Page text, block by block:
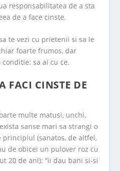
responsabilitatea de a sta
de a face cinste.
te vezi cu prietenii si sa le
foarte frumos, dar
sa ai cu ce.
FACI CINSTE DE
multe matusi, unchi,
sanse mari sa strangi o
principiul (sanatos, de altfel,
de obicei un pulover roz cu
20 de ani): “ii dau bani si-si